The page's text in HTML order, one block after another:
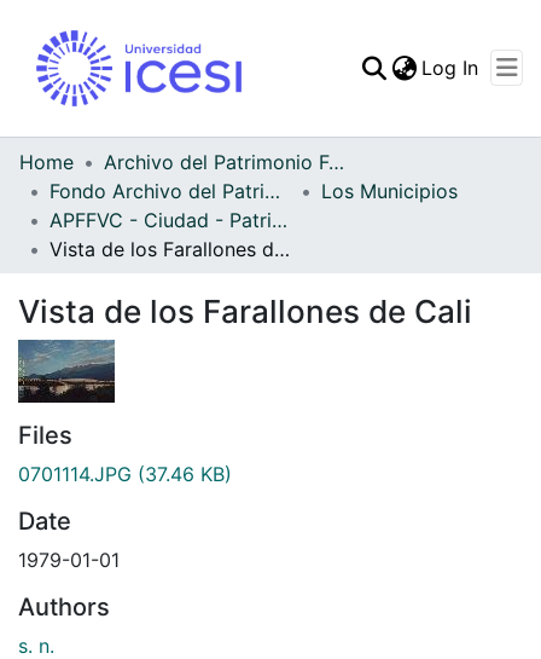
Statistics
Log In
Home
Archivo del Patrimonio Fotográfico y Fílmico del Valle del Cauca
Fondo Archivo del Patrimonio Fotográfico y Fílmico del Valle del Cauca
Los Municipios
APFFVC - Ciudad - Patrimonial
Vista de los Farallones de Cali
Vista de los Farallones de Cali
Files
0701114.JPG (37.46 KB)
Date
1979-01-01
Authors
s. n.